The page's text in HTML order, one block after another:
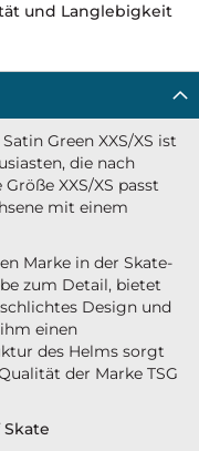
und Langlebigkeit
Green XXS/XS ist
die nach
XXS/XS passt
mit einem
Marke in der Skate-
zum Detail, bietet
Design und
einen
des Helms sorgt
der Marke TSG